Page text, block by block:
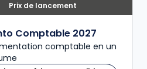
Prix de lancement
Comptable 2027
comptable en un